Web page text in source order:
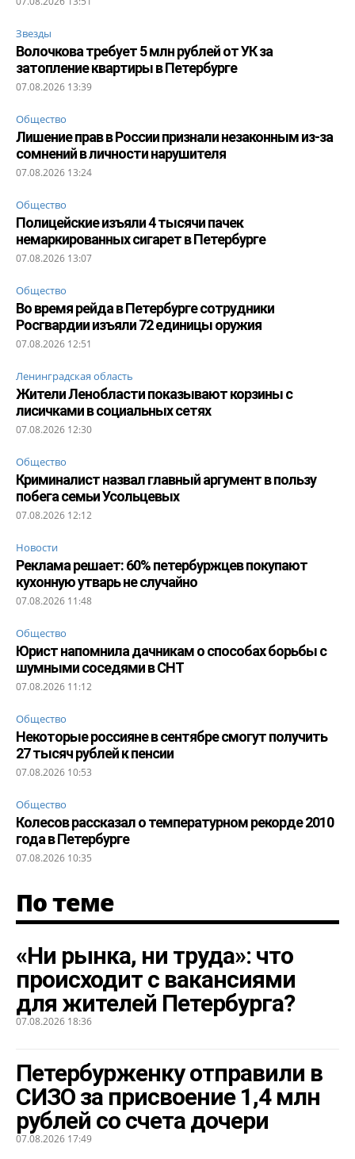
Звезды
Волочкова требует 5 млн рублей от УК за
затопление квартиры в Петербурге
07.08.2026 13:39
Общество
Лишение прав в России признали незаконным из-за
сомнений в личности нарушителя
07.08.2026 13:24
Общество
Полицейские изъяли 4 тысячи пачек
немаркированных сигарет в Петербурге
07.08.2026 13:07
Общество
Во время рейда в Петербурге сотрудники
Росгвардии изъяли 72 единицы оружия
07.08.2026 12:51
Ленинградская область
Жители Ленобласти показывают корзины с
лисичками в социальных сетях
07.08.2026 12:30
Общество
Криминалист назвал главный аргумент в пользу
побега семьи Усольцевых
07.08.2026 12:12
Новости
Реклама решает: 60% петербуржцев покупают
кухонную утварь не случайно
07.08.2026 11:48
Общество
Юрист напомнила дачникам о способах борьбы с
шумными соседями в СНТ
07.08.2026 11:12
Общество
Некоторые россияне в сентябре смогут получить
27 тысяч рублей к пенсии
07.08.2026 10:53
Общество
Колесов рассказал о температурном рекорде 2010
года в Петербурге
07.08.2026 10:35
По теме
«Ни рынка, ни труда»: что
происходит с вакансиями
для жителей Петербурга?
07.08.2026 18:36
Петербурженку отправили в
СИЗО за присвоение 1,4 млн
рублей со счета дочери
07.08.2026 17:49